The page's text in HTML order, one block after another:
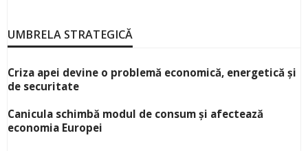
UMBRELA STRATEGICĂ
Criza apei devine o problemă economică, energetică și
de securitate
Canicula schimbă modul de consum și afectează
economia Europei